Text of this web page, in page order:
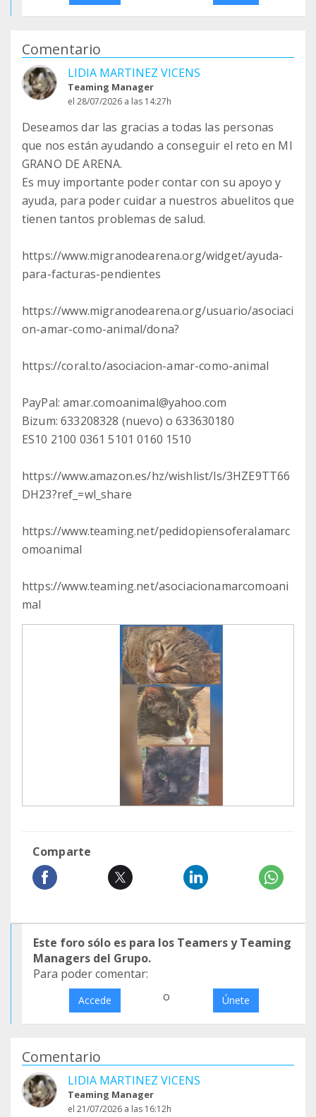
Comentario
LIDIA MARTINEZ VICENS
Teaming Manager
el 28/07/2026 a las 14:27h
Deseamos dar las gracias a todas las personas
que nos están ayudando a conseguir el reto en MI
GRANO DE ARENA.
Es muy importante poder contar con su apoyo y
ayuda, para poder cuidar a nuestros abuelitos que
tienen tantos problemas de salud.
https://www.migranodearena.org/widget/ayuda-
para-facturas-pendientes
https://www.migranodearena.org/usuario/asociaci
on-amar-como-animal/dona?
https://coral.to/asociacion-amar-como-animal
PayPal: amar.comoanimal@yahoo.com
Bizum: 633208328 (nuevo) o 633630180
ES10 2100 0361 5101 0160 1510
https://www.amazon.es/hz/wishlist/ls/3HZE9TT66
DH23?ref_=wl_share
https://www.teaming.net/pedidopiensoferalamarc
omoanimal
https://www.teaming.net/asociacionamarcomoani
mal
Comparte
Este foro sólo es para los Teamers y Teaming
Managers del Grupo.
Para poder comentar:
Accede o Únete
Comentario
LIDIA MARTINEZ VICENS
Teaming Manager
el 21/07/2026 a las 16:12h